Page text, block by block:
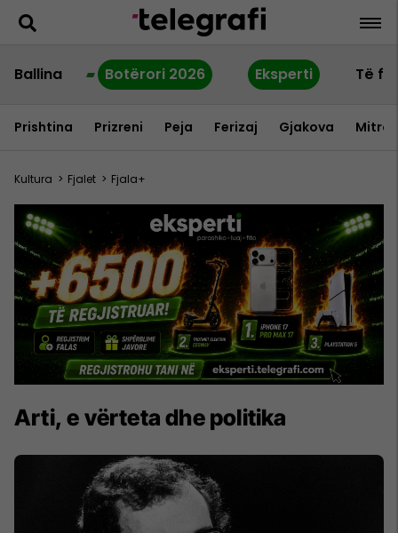
Ballina Botërori 2026 Eksperti Të
Prishtina Prizreni Peja Ferizaj Gjakova
Kultura > Fjalet > Fjala+
Arti, e vërteta dhe politika